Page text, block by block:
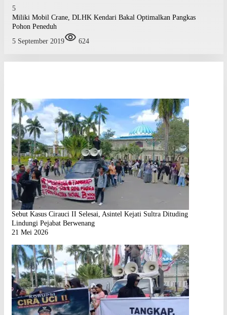
5
Miliki Mobil Crane, DLHK Kendari Bakal Optimalkan Pangkas
Pohon Peneduh
5 September 2019
624
Sebut Kasus Cirauci II Selesai, Asintel Kejati Sultra Dituding
Lindungi Pejabat Berwenang
21 Mei 2026